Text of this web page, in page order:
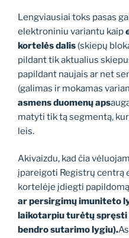
Lengviausiai toks pasas
elektroniniu variantu kaip
kortelės dalis (skiepų
pildant tik aktualius
papildant naujais ar net
(galimas ir mokamas
asmens duomenų aps
matyti tik tą segmentą,
leis.
Akivaizdu, kad čia
įpareigoti Registrų centrą
kortelėje įdiegti
ar persirgimų imuniteto
laikotarpiu turėtų spręsti
bendro sutarimo lygiu).